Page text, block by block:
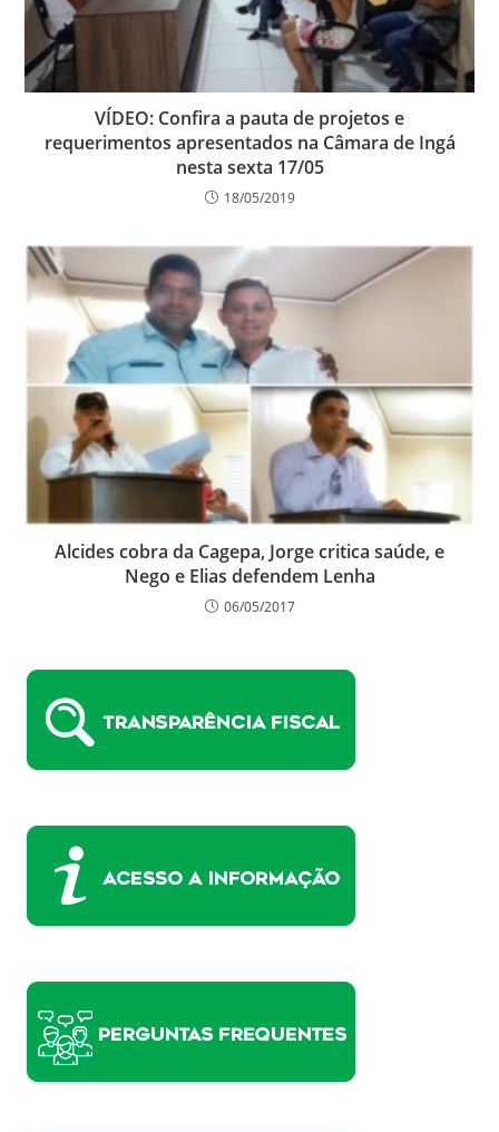
VÍDEO: Confira a pauta de projetos e
requerimentos apresentados na Câmara de Ingá
nesta sexta 17/05
18/05/2019
Alcides cobra da Cagepa, Jorge critica saúde, e
Nego e Elias defendem Lenha
06/05/2017